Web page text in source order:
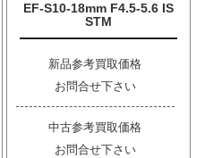
EF-S10-18mm F4.5-5.6 IS
STM
新品参考買取価格
お問合せ下さい
中古参考買取価格
お問合せ下さい